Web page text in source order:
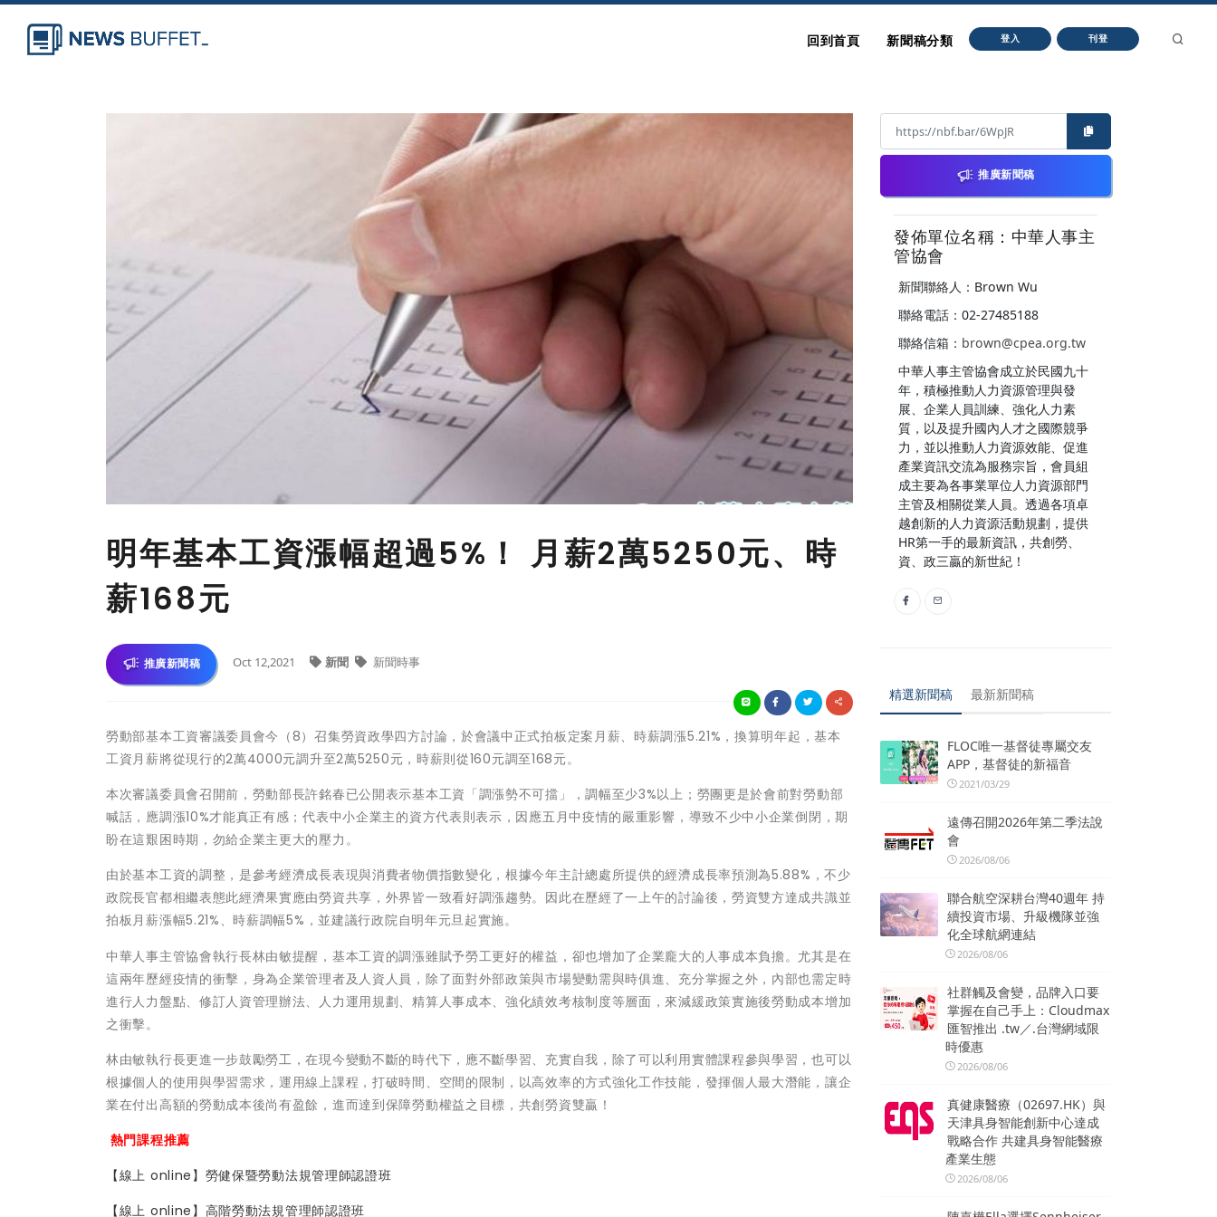
回到首頁 新聞稿分類 登入 刊登
明年基本工資漲幅超過5%！ 月薪2萬5250元、時
薪168元
推廣新聞稿 Oct 12,2021 新聞 新聞時事
勞動部基本工資審議委員會今（8）召集勞資政學四方討論，於會議中正式拍板定案月薪、時薪調漲5.21%，換算明年起，基本
工資月薪將從現行的2萬4000元調升至2萬5250元，時薪則從160元調至168元。
本次審議委員會召開前，勞動部長許銘春已公開表示基本工資「調漲勢不可擋」，調幅至少3%以上；勞團更是於會前對勞動部
喊話，應調漲10%才能真正有感；代表中小企業主的資方代表則表示，因應五月中疫情的嚴重影響，導致不少中小企業倒閉，期
盼在這艱困時期，勿給企業主更大的壓力。
由於基本工資的調整，是參考經濟成長表現與消費者物價指數變化，根據今年主計總處所提供的經濟成長率預測為5.88%，不少
政院長官都相繼表態此經濟果實應由勞資共享，外界皆一致看好調漲趨勢。因此在歷經了一上午的討論後，勞資雙方達成共識並
拍板月薪漲幅5.21%、時薪調幅5%，並建議行政院自明年元旦起實施。
中華人事主管協會執行長林由敏提醒，基本工資的調漲雖賦予勞工更好的權益，卻也增加了企業龐大的人事成本負擔。尤其是在
這兩年歷經疫情的衝擊，身為企業管理者及人資人員，除了面對外部政策與市場變動需與時俱進、充分掌握之外，內部也需定時
進行人力盤點、修訂人資管理辦法、人力運用規劃、精算人事成本、強化績效考核制度等層面，來減緩政策實施後勞動成本增加
之衝擊。
林由敏執行長更進一步鼓勵勞工，在現今變動不斷的時代下，應不斷學習、充實自我，除了可以利用實體課程參與學習，也可以
根據個人的使用與學習需求，運用線上課程，打破時間、空間的限制，以高效率的方式強化工作技能，發揮個人最大潛能，讓企
業在付出高額的勞動成本後尚有盈餘，進而達到保障勞動權益之目標，共創勞資雙贏！
熱門課程推薦
【線上 online】勞健保暨勞動法規管理師認證班
【線上 online】高階勞動法規管理師認證班
推廣新聞稿
發佈單位名稱：中華人事主
管協會
新聞聯絡人：Brown Wu
聯絡電話：02-27485188
聯絡信箱： brown@cpea.org.tw
中華人事主管協會成立於民國九十
年，積極推動人力資源管理與發
展、企業人員訓練、強化人力素
質，以及提升國內人才之國際競爭
力，並以推動人力資源效能、促進
產業資訊交流為服務宗旨，會員組
成主要為各事業單位人力資源部門
主管及相關從業人員。透過各項卓
越創新的人力資源活動規劃，提供
HR第一手的最新資訊，共創勞、
資、政三贏的新世紀！
精選新聞稿 最新新聞稿
FLOC唯一基督徒專屬交友
APP，基督徒的新福音
2021/03/29
遠傳召開2026年第二季法說
會
2026/08/06
聯合航空深耕台灣40週年 持
續投資市場、升級機隊並強
化全球航網連結
2026/08/06
社群觸及會變，品牌入口要
掌握在自己手上：Cloudmax
匯智推出 .tw／.台灣網域限
時優惠
2026/08/06
真健康醫療（02697.HK）與
天津具身智能創新中心達成
戰略合作 共建具身智能醫療
產業生態
2026/08/06